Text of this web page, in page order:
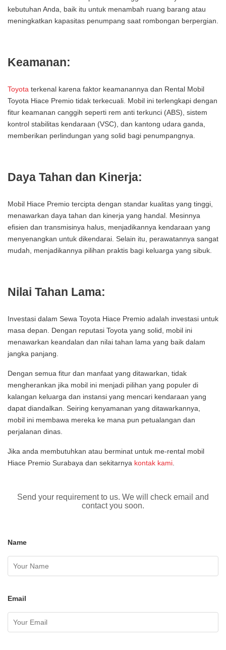
kebutuhan Anda, baik itu untuk menambah ruang barang atau
meningkatkan kapasitas penumpang saat rombongan berpergian.
Keamanan:
Toyota terkenal karena faktor keamanannya dan Rental Mobil
Toyota Hiace Premio tidak terkecuali. Mobil ini terlengkapi dengan
fitur keamanan canggih seperti rem anti terkunci (ABS), sistem
kontrol stabilitas kendaraan (VSC), dan kantong udara ganda,
memberikan perlindungan yang solid bagi penumpangnya.
Daya Tahan dan Kinerja:
Mobil Hiace Premio tercipta dengan standar kualitas yang tinggi,
menawarkan daya tahan dan kinerja yang handal. Mesinnya
efisien dan transmisinya halus, menjadikannya kendaraan yang
menyenangkan untuk dikendarai. Selain itu, perawatannya sangat
mudah, menjadikannya pilihan praktis bagi keluarga yang sibuk.
Nilai Tahan Lama:
Investasi dalam Sewa Toyota Hiace Premio adalah investasi untuk
masa depan. Dengan reputasi Toyota yang solid, mobil ini
menawarkan keandalan dan nilai tahan lama yang baik dalam
jangka panjang.
Dengan semua fitur dan manfaat yang ditawarkan, tidak
mengherankan jika mobil ini menjadi pilihan yang populer di
kalangan keluarga dan instansi yang mencari kendaraan yang
dapat diandalkan. Seiring kenyamanan yang ditawarkannya,
mobil ini membawa mereka ke mana pun petualangan dan
perjalanan dinas.
Jika anda membutuhkan atau berminat untuk me-rental mobil
Hiace Premio Surabaya dan sekitarnya kontak kami
Send your requirement to us. We will check email and
contact you soon.
Name
Email